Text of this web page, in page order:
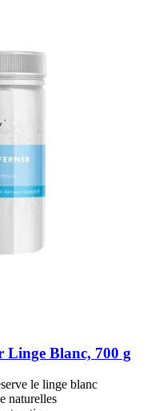
Linge Blanc, 700 g
le linge blanc
naturelles